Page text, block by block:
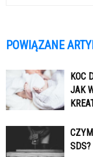
POWIĄZANE
KOC
JAK
SDS?